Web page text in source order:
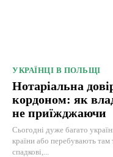
УКРАЇНЦІ В ПОЛЬЩІ
Нотаріальна
кордоном: як
не приїжджаючи
Сьогодні дуже багато
країни або перебувають там
спадкові,...